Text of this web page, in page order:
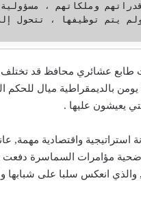
ذات طابع عشائري محافظ قد
يومن بالديمقراطية ميال
يعيشون عليها .
مؤامرات السماسرة دفعت
والذي انعكس سلبا على